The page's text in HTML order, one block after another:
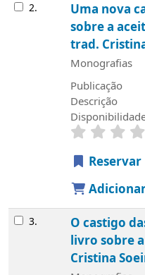
2.
Uma nova
sobre a
trad.
Monografias
Publicação
Descrição
Reservar
3.
O castigo
livro sobre
Cristina